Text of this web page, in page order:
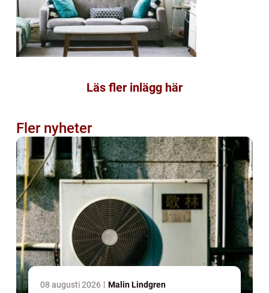
Läs fler inlägg här
Fler nyheter
08 augusti 2026 Malin Lindgren